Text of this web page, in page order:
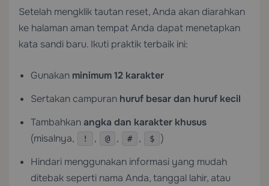
Setelah mengklik tautan reset, Anda akan diarahkan
ke halaman aman tempat Anda dapat menetapkan
kata sandi baru. Ikuti praktik terbaik ini:
Gunakan minimum 12 karakter
Sertakan campuran huruf besar dan huruf kecil
Tambahkanangka dan karakter khusus
(misalnya,
! , @ , # , $
)
Hindari menggunakan informasi yang mudah
ditebak seperti nama Anda, tanggal lahir, atau